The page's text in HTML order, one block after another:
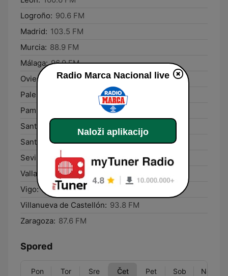
Logroño: 90.6 FM
Madrid: 103.5 FM
Murcia: 88.9 FM
Málaga: 96.9 FM
Oviedo:
105.0 FM
Palencia:
Pamplona:
Santa Cruz de Tenerife:
91.5 FM
Santander: 94.2 FM
Sevilla:
99.3 FM
Valladolid: 101.5 FM
Vigo: 87.5 FM
Villanueva de Castellón: 93.8 FM
Zaragoza: 87.6 FM
Spored
Pon Tor Sre Čet Pet Sob Ned
Radio Marca Nacional live
Naloži aplikacijo